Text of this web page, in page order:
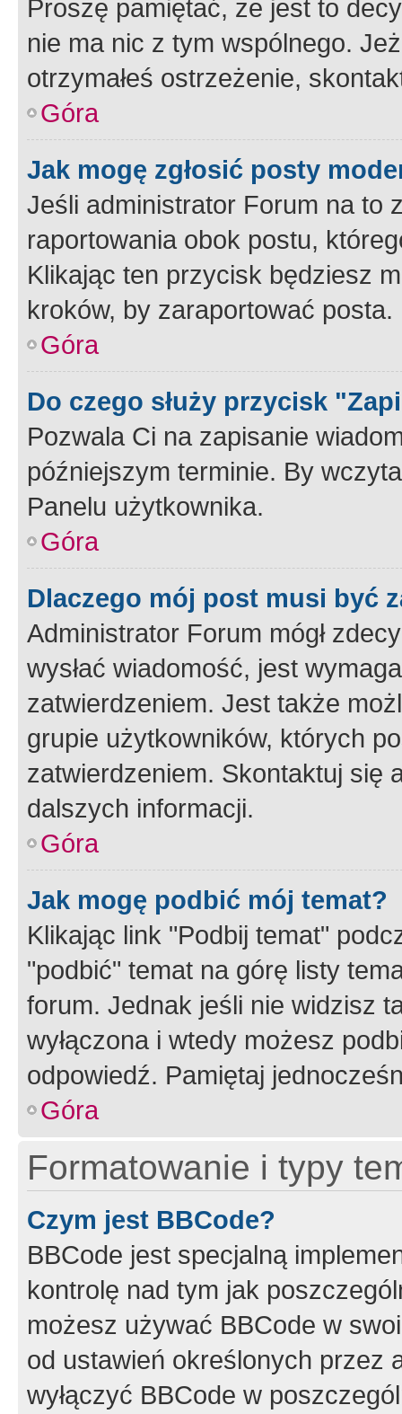
Proszę pamiętać, że jest to
nie ma nic z tym wspólnego.
otrzymałeś ostrzeżenie,
Góra
Jak mogę zgłosić posty
Jeśli administrator Forum na to
raportowania obok postu,
Klikając ten przycisk będziesz
kroków, by zaraportować posta.
Góra
Do czego służy przycisk
Pozwala Ci na zapisanie
późniejszym terminie. By
Panelu użytkownika.
Góra
Dlaczego mój post musi być
Administrator Forum mógł
wysłać wiadomość, jest
zatwierdzeniem. Jest także
grupie użytkowników, których
zatwierdzeniem. Skontaktuj się
dalszych informacji.
Góra
Jak mogę podbić mój temat?
Klikając link "Podbij temat"
"podbić" temat na górę listy
forum. Jednak jeśli nie widzisz
wyłączona i wtedy możesz
odpowiedź. Pamiętaj
Góra
Formatowanie i typy
Czym jest BBCode?
BBCode jest specjalną
kontrolę nad tym jak
możesz używać BBCode w
od ustawień określonych przez
wyłączyć BBCode w